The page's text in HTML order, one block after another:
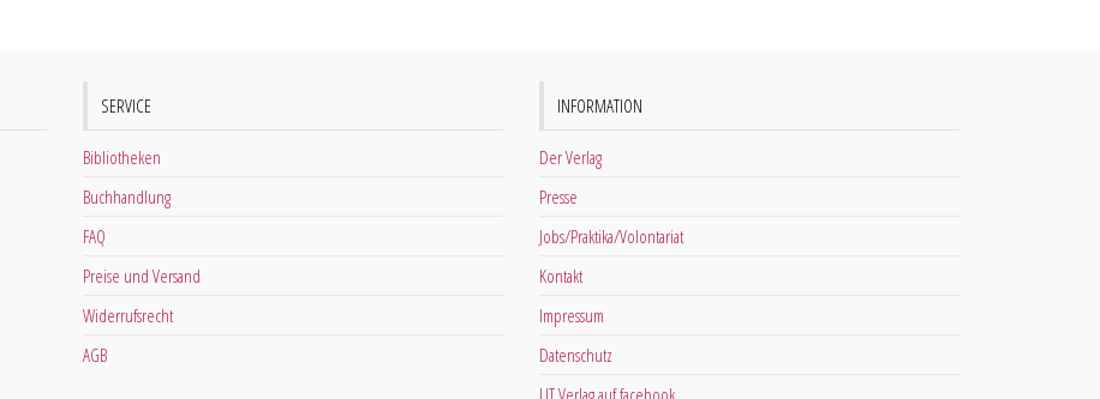
SERVICE
Bibliotheken
Buchhandlung
FAQ
Preise und Versand
Widerrufsrecht
AGB
INFORMATION
Der Verlag
Presse
Jobs/Praktika/Volontariat
Kontakt
Impressum
Datenschutz